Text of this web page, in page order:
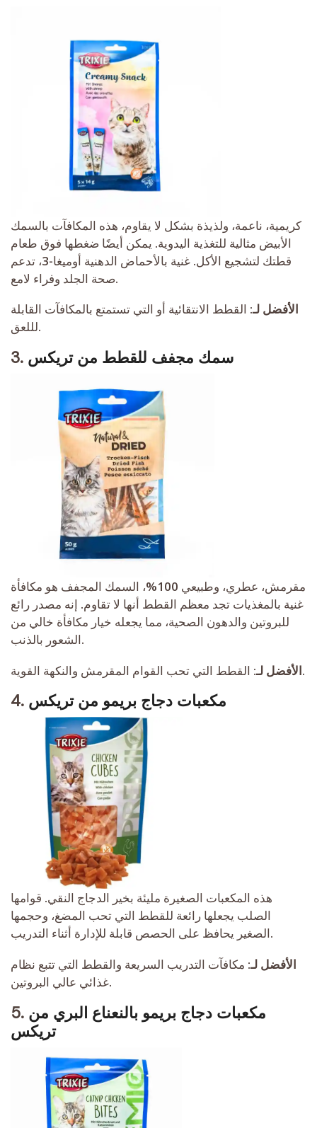
كريمية، ناعمة، ولذيذة بشكل لا يقاوم، هذه المكافآت بالسمك
الأبيض مثالية للتغذية اليدوية. يمكن أيضًا ضغطها فوق طعام
قطتك لتشجيع الأكل. غنية بالأحماض الدهنية أوميغا-3، تدعم
صحة الجلد وفراء لامع.
الأفضل لـ: القطط الانتقائية أو التي تستمتع بالمكافآت القابلة
لللعق.
3. سمك مجفف للقطط من تريكس
مقرمش، عطري، وطبيعي 100%، السمك المجفف هو مكافأة
غنية بالمغذيات تجد معظم القطط أنها لا تقاوم. إنه مصدر رائع
للبروتين والدهون الصحية، مما يجعله خيار مكافأة خالي من
الشعور بالذنب.
الأفضل لـ:القطط التي تحب القوام المقرمش والنكهة القوية.
4. مكعبات دجاج بريمو من تريكس
هذه المكعبات الصغيرة مليئة بخير الدجاج النقي. قوامها
الصلب يجعلها رائعة للقطط التي تحب المضغ، وحجمها
الصغير يحافظ على الحصص قابلة للإدارة أثناء التدريب.
الأفضل لـ: مكافآت التدريب السريعة والقطط التي تتبع نظام
غذائي عالي البروتين.
5. مكعبات دجاج بريمو بالنعناع البري من
تريكس